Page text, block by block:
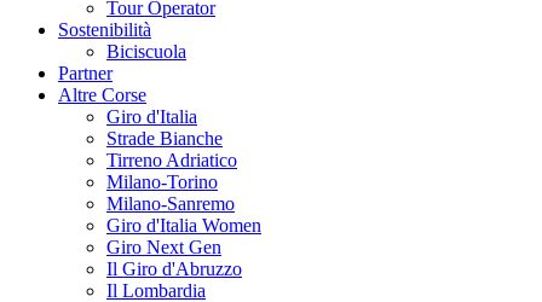
Tour Operator
Sostenibilità
Biciscuola
Partner
Altre Corse
Giro d'Italia
Strade Bianche
Tirreno Adriatico
Milano-Torino
Milano-Sanremo
Giro d'Italia Women
Giro Next Gen
Il Giro d'Abruzzo
Il Lombardia